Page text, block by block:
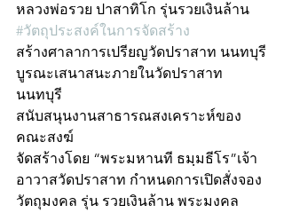
หลวงพ่อรวย ปาสาทิโก รุ่นรวยเงินล้าน
#วัตถุประสงค์ในการจัดสร้าง
สร้างศาลาการเปรียญวัดปราสาท นนทบุรี
บูรณะเสนาสนะภายในวัดปราสาท
นนทบุรี
สนับสนุนงานสาธารณสงเคราะห์ของ
คณะสงฆ์
จัดสร้างโดย “พระมหานที ธมฺมธีโร”เจ้า
อาวาสวัดปราสาท กำหนดการเปิดสั่งจอง
วัตถุมงคล รุ่น รวยเงินล้าน พระมงคล